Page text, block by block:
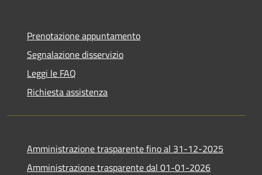
Prenotazione appuntamento
Segnalazione disservizio
Leggi le FAQ
Richiesta assistenza
Amministrazione trasparente fino al 31-12-2025
Amministrazione trasparente dal 01-01-2026